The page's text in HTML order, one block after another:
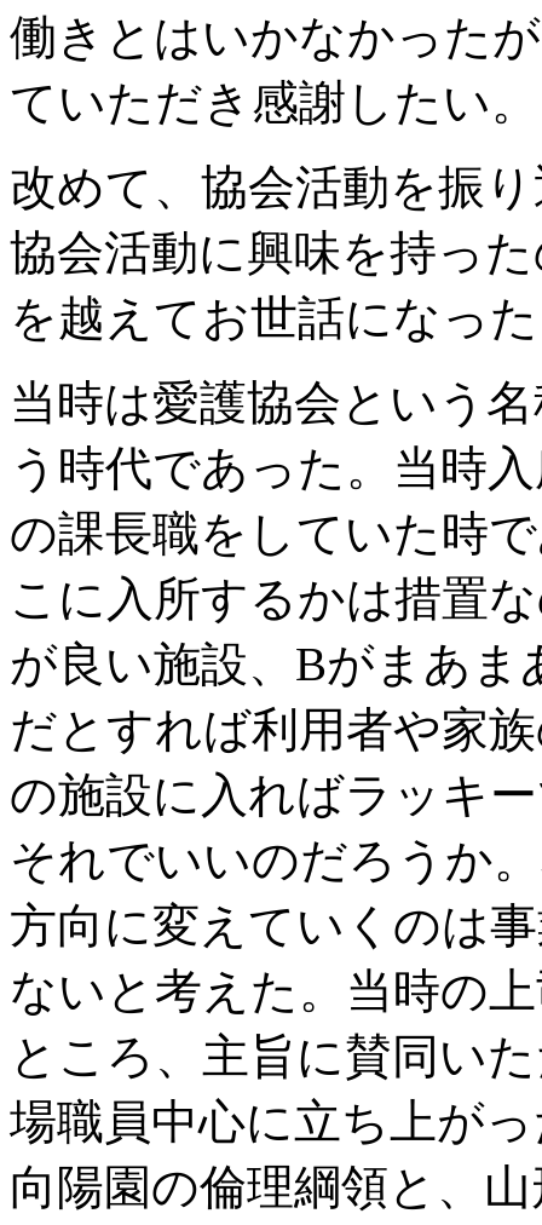
働きとはいかなかった
ていただき感謝したい。
改めて、協会活動を振
協会活動に興味を持っ
を越えてお世話になっ
当時は愛護協会という
う時代であった。当時
の課長職をしていた時
こに入所するかは措置
が良い施設、Bがまあま
だとすれば利用者や家
の施設に入ればラッキ
それでいいのだろうか
方向に変えていくのは
ないと考えた。当時の
ところ、主旨に賛同い
場職員中心に立ち上が
向陽園の倫理綱領と、